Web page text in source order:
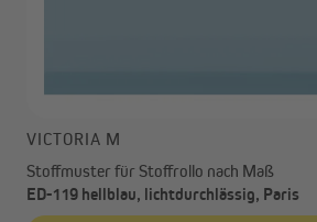
VICTORIA M
Stoffmuster für Stoffrollo nach Maß
ED-119 hellblau, lichtdurchlässig, Paris